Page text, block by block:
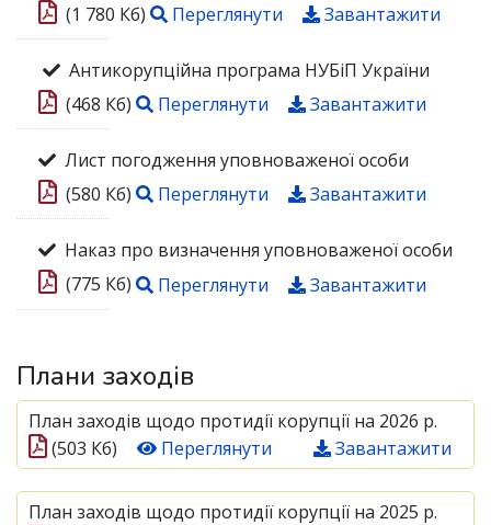
(1 780 Кб) Переглянути Завантажити
Антикорупційна програма НУБіП України
(468 Кб)
Переглянути Завантажити
Лист погодження уповноваженої особи
(580 Кб)
Переглянути Завантажити
Наказ про визначення уповноваженої особи
(775 Кб)
Переглянути Завантажити
Плани заходів
План заходів щодо протидії корупції на 2026 р.
(503 Кб)
Переглянути Завантажити
План заходів щодо протидії корупції на 2025 р.